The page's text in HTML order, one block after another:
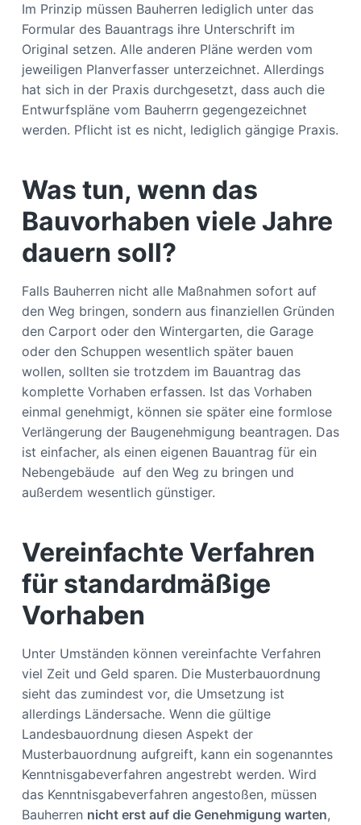
Im Prinzip müssen Bauherren lediglich unter das
Formular des Bauantrags ihre Unterschrift im
Original setzen. Alle anderen Pläne werden vom
jeweiligen Planverfasser unterzeichnet. Allerdings
hat sich in der Praxis durchgesetzt, dass auch die
Entwurfspläne vom Bauherrn gegengezeichnet
werden. Pflicht ist es nicht, lediglich gängige Praxis.
Was tun, wenn das
Bauvorhaben viele Jahre
dauern soll?
Falls Bauherren nicht alle Maßnahmen sofort auf
den Weg bringen, sondern aus finanziellen Gründen
den Carport oder den Wintergarten, die Garage
oder den Schuppen wesentlich später bauen
wollen, sollten sie trotzdem im Bauantrag das
komplette Vorhaben erfassen. Ist das Vorhaben
einmal genehmigt, können sie später eine formlose
Verlängerung der Baugenehmigung beantragen. Das
ist einfacher, als einen eigenen Bauantrag für ein
Nebengebäude auf den Weg zu bringen und
außerdem wesentlich günstiger.
Vereinfachte Verfahren
für standardmäßige
Vorhaben
Unter Umständen können vereinfachte Verfahren
viel Zeit und Geld sparen. Die Musterbauordnung
sieht das zumindest vor, die Umsetzung ist
allerdings Ländersache. Wenn die gültige
Landesbauordnung diesen Aspekt der
Musterbauordnung aufgreift, kann ein sogenanntes
Kenntnisgabeverfahren angestrebt werden. Wird
das Kenntnisgabeverfahren angestoßen, müssen
Bauherren nicht erst auf die Genehmigung warten,